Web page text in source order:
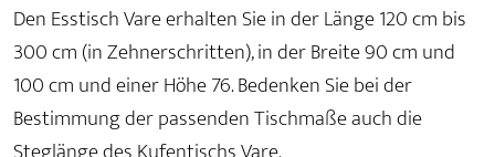
Den Esstisch Vare erhalten Sie in der Länge 120 cm bis
300 cm (in Zehnerschritten), in der Breite 90 cm und
100 cm und einer Höhe 76. Bedenken Sie bei der
Bestimmung der passenden Tischmaße auch die